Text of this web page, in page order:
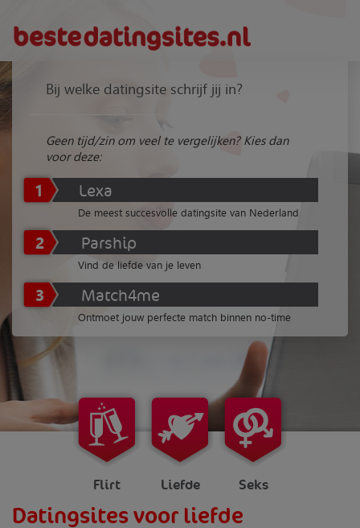
Bij welke datingsite schrijf jij in?
Geen tijd/zin om veel te vergelijken? Kies dan
voor deze:
1 Lexa
De meest succesvolle datingsite van Nederland
2 Parship
Vind de liefde van je leven
3 Match4me
Ontmoet jouw perfecte match binnen no-time
Flirt Liefde Seks
Datingsites voor liefde